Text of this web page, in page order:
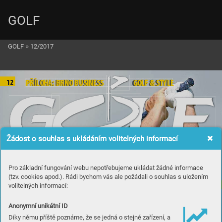
Žádost o souhlas s ukládáním volitelných informací
Pro základní fungování webu nepotřebujeme ukládat žádné informace
(tzv. cookies apod.). Rádi bychom vás ale požádali o souhlas s uložením
volitelných informací:
Anonymní unikátní ID
Díky němu příště poznáme, že se jedná o stejné zařízení, a
12
Špič
se na roho
e nenaučí
PŘÍLOHA: BRNO BUSINESS GOLF & STYLE
PŘÍLOHA: BRNO BUSINESS GOLF & STYLE
GOLF
GOLF » 12/2017